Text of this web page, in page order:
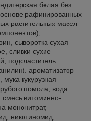
белая без
рафинированных
растительных масел
сыворотка сухая
сливки сухие
подсластитель
ароматизатор
кукурузная
помола, вода
смесь витоминно-
мононитрат,
никотиномид,